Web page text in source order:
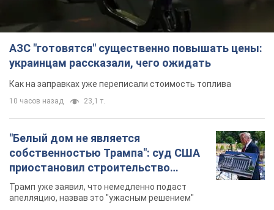
АЗС "готовятся" существенно повышать цены:
украинцам рассказали, чего ожидать
Как на заправках уже переписали стоимость топлива
10 часов назад 23,1 т.
"Белый дом не является
собственностью Трампа": суд США
приостановил строительство
бального зала стоимостью 400 млн
долларов
Трамп уже заявил, что немедленно подаст
апелляцию, назвав это "ужасным решением"